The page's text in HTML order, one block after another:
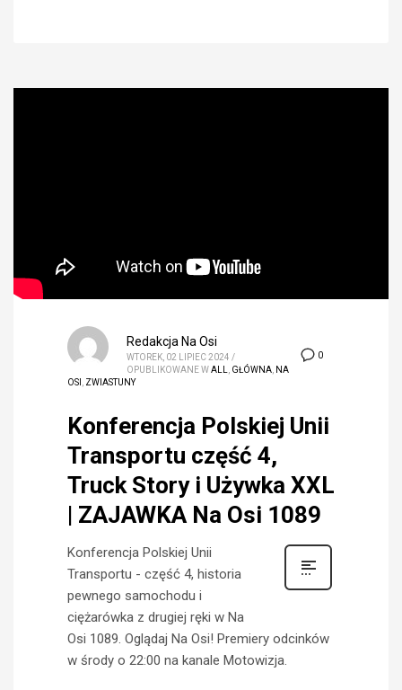
0
Redakcja Na Osi
WTOREK, 02 LIPIEC 2024 /
OPUBLIKOWANE WALL GŁÓWNA NA
OSI
ZWIASTUNY
Konferencja Polskiej Unii
Transportu część 4,
Truck Story i Używka XXL
| ZAJAWKA Na Osi 1089
Konferencja Polskiej Unii
Transportu - część 4, historia
pewnego samochodu i
ciężarówka z drugiej ręki w Na
Osi 1089. Oglądaj Na Osi! Premiery odcinków
w środy o 22:00 na kanale Motowizja.